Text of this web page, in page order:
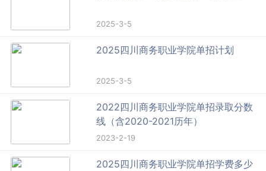
2025-3-5
2025四川商务职业学院单招计划
2025-3-5
2022四川商务职业学院单招录取分数
线（含2020-2021历年）
2023-2-19
2025四川商务职业学院单招学费多少